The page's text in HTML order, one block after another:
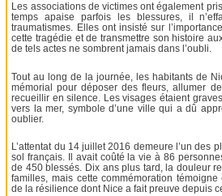
Les associations de victimes ont également
temps apaise parfois les blessures, il
traumatismes. Elles ont insisté sur
cette tragédie et de transmettre son histoire
de tels actes ne sombrent jamais dans l’oubli.
Tout au long de la journée, les habitants de
mémorial pour déposer des fleurs, allumer
recueillir en silence. Les visages étaient
vers la mer, symbole d’une ville qui a dû
oublier.
L’attentat du 14 juillet 2016 demeure l’un des
sol français. Il avait coûté la vie à 86
de 450 blessés. Dix ans plus tard, la douleur
familles, mais cette commémoration
de la résilience dont Nice a fait preuve depuis